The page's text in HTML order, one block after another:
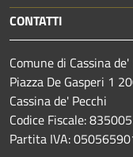
CONTATTI
Comune di Cassina de'
Piazza De Gasperi 1
Cassina de' Pecchi
Codice Fiscale:
Partita IVA: